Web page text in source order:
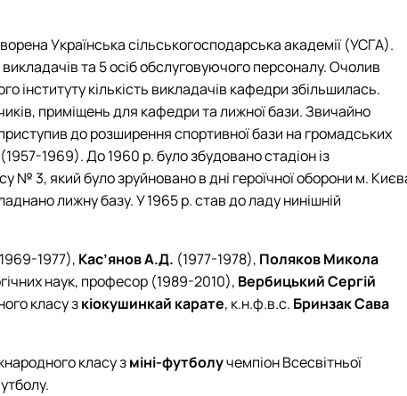
Українська сільськогосподарська академії (УСГА).
та 5 осіб обслуговуючого персоналу. Очолив
кількість викладачів кафедри збільшилась.
приміщень для кафедри та лижної бази. Звичайно
до розширення спортивної бази на громадських
1969). До 1960 р. було збудовано стадіон із
№ 3, який було зруйновано в дні героїчної оборони м.
лижну базу. У 1965 р. став до ладу нинішній
1977), Кас’янов А.Д. (1977-1978), Поляков Микола
наук, професор (1989-2010), Вербицький Сергій
класу зкіокушинкай карате, к.н.ф.в.с. Бринзак Сава
класу зміні-футболучемпіон Всесвітньої